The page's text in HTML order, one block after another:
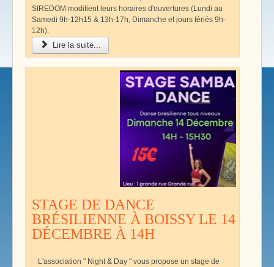
SIREDOM modifient leurs horaires d'ouvertures (Lundi au
Samedi 9h-12h15 & 13h-17h, Dimanche et jours fériés 9h-
12h).
Lire la suite...
STAGE DE DANCE
BRÉSILIENNE À BOISSY LE 14
DÉCEMBRE À 14H
L'association " Night & Day " vous propose un stage de